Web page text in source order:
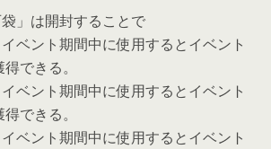
」は開封することで
ベント期間中に使用するとイベント
できる。
ベント期間中に使用するとイベント
できる。
ベント期間中に使用するとイベント